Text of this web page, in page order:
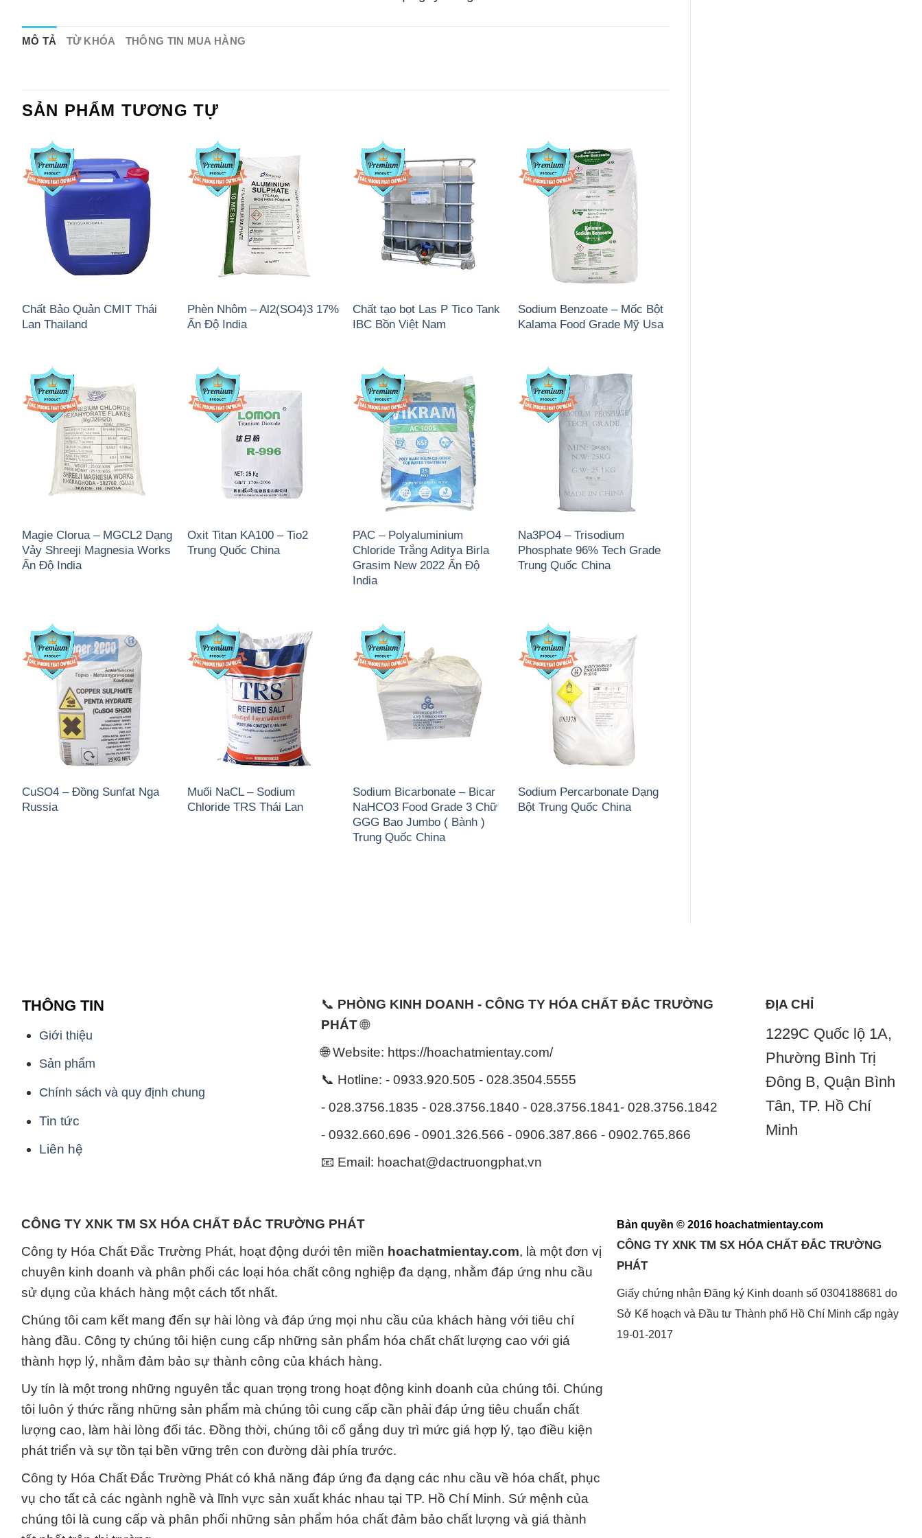
MÔ TẢ TỪ KHÓA THÔNG TIN MUA HÀNG
SẢN PHẨM TƯƠNG TỰ
Chất Bảo Quản CMIT Thái
Lan Thailand
Phèn Nhôm – Al2(SO4)3 17%
Ấn Độ India
Chất tạo bọt Las P Tico Tank
IBC Bồn Việt Nam
Sodium Benzoate – Mốc Bột
Kalama Food Grade Mỹ Usa
Magie Clorua – MGCL2 Dạng
Vảy Shreeji Magnesia Works
Ấn Độ India
Oxit Titan KA100 – Tio2
Trung Quốc China
PAC – Polyaluminium
Chloride Trắng Aditya Birla
Grasim New 2022 Ấn Độ
India
Na3PO4 – Trisodium
Phosphate 96% Tech Grade
Trung Quốc China
CuSO4 – Đồng Sunfat Nga
Russia
Muối NaCL – Sodium
Chloride TRS Thái Lan
Sodium Bicarbonate – Bicar
NaHCO3 Food Grade 3 Chữ
GGG Bao Jumbo ( Bành )
Trung Quốc China
Sodium Percarbonate Dạng
Bột Trung Quốc China
THÔNG TIN
Giới thiệu
Sản phẩm
Chính sách và quy định chung
Tin tức
Liên hệ
📞 PHÒNG KINH DOANH - CÔNG TY HÓA CHẤT ĐẮC TRƯỜNG
PHÁT🌐
🌐 Website: https://hoachatmientay.com/
📞 Hotline: - 0933.920.505 - 028.3504.5555
- 028.3756.1835 - 028.3756.1840 - 028.3756.1841- 028.3756.1842
- 0932.660.696 - 0901.326.566 - 0906.387.866 - 0902.765.866
📧 Email: hoachat@dactruongphat.vn
ĐỊA CHỈ
1229C Quốc lộ 1A,
Phường Bình Trị
Đông B, Quận Bình
Tân, TP. Hồ Chí
Minh
CÔNG TY XNK TM SX HÓA CHẤT ĐẮC TRƯỜNG PHÁT
Công ty Hóa Chất Đắc Trường Phát, hoạt động dưới tên miền hoachatmientay.com, là một đơn vị
chuyên kinh doanh và phân phối các loại hóa chất công nghiệp đa dạng, nhằm đáp ứng nhu cầu
sử dụng của khách hàng một cách tốt nhất.
Chúng tôi cam kết mang đến sự hài lòng và đáp ứng mọi nhu cầu của khách hàng với tiêu chí
hàng đầu. Công ty chúng tôi hiện cung cấp những sản phẩm hóa chất chất lượng cao với giá
thành hợp lý, nhằm đảm bảo sự thành công của khách hàng.
Uy tín là một trong những nguyên tắc quan trọng trong hoạt động kinh doanh của chúng tôi. Chúng
tôi luôn ý thức rằng những sản phẩm mà chúng tôi cung cấp cần phải đáp ứng tiêu chuẩn chất
lượng cao, làm hài lòng đối tác. Đồng thời, chúng tôi cố gắng duy trì mức giá hợp lý, tạo điều kiện
phát triển và sự tồn tại bền vững trên con đường dài phía trước.
Công ty Hóa Chất Đắc Trường Phát có khả năng đáp ứng đa dạng các nhu cầu về hóa chất, phục
vụ cho tất cả các ngành nghề và lĩnh vực sản xuất khác nhau tại TP. Hồ Chí Minh. Sứ mệnh của
chúng tôi là cung cấp và phân phối những sản phẩm hóa chất đảm bảo chất lượng và giá thành
Bản quyền © 2016 hoachatmientay.com
CÔNG TY XNK TM SX HÓA CHẤT ĐẮC TRƯỜNG
PHÁT
Giấy chứng nhận Đăng ký Kinh doanh số 0304188681 do
Sở Kế hoạch và Đầu tư Thành phố Hồ Chí Minh cấp ngày
19-01-2017